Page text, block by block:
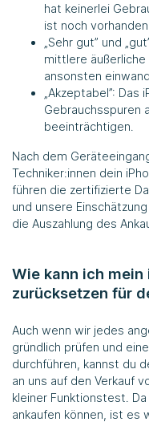
hat keinerlei
ist noch vorhanden.
„Sehr gut” und
mittlere
ansonsten
„Akzeptabel”:
Gebrauchsspuren
beeinträchtigen.
Nach dem
Techniker:innen dein
führen die zertifizierte
und unsere
die Auszahlung des
Wie kann ich mein
zurücksetzen für
Auch wenn wir jedes
gründlich prüfen und
durchführen, kannst du
an uns auf den Verkauf
kleiner Funktionstest.
ankaufen können, ist es